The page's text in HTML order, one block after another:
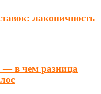
лаконичность
— в чем разница